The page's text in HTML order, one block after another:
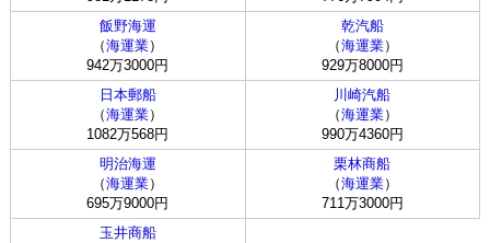
飯野海運
（海運業）
942万3000円
乾汽船
（海運業）
929万8000円
日本郵船
（海運業）
1082万568円
川崎汽船
（海運業）
990万4360円
明治海運
（海運業）
695万9000円
栗林商船
（海運業）
711万3000円
玉井商船